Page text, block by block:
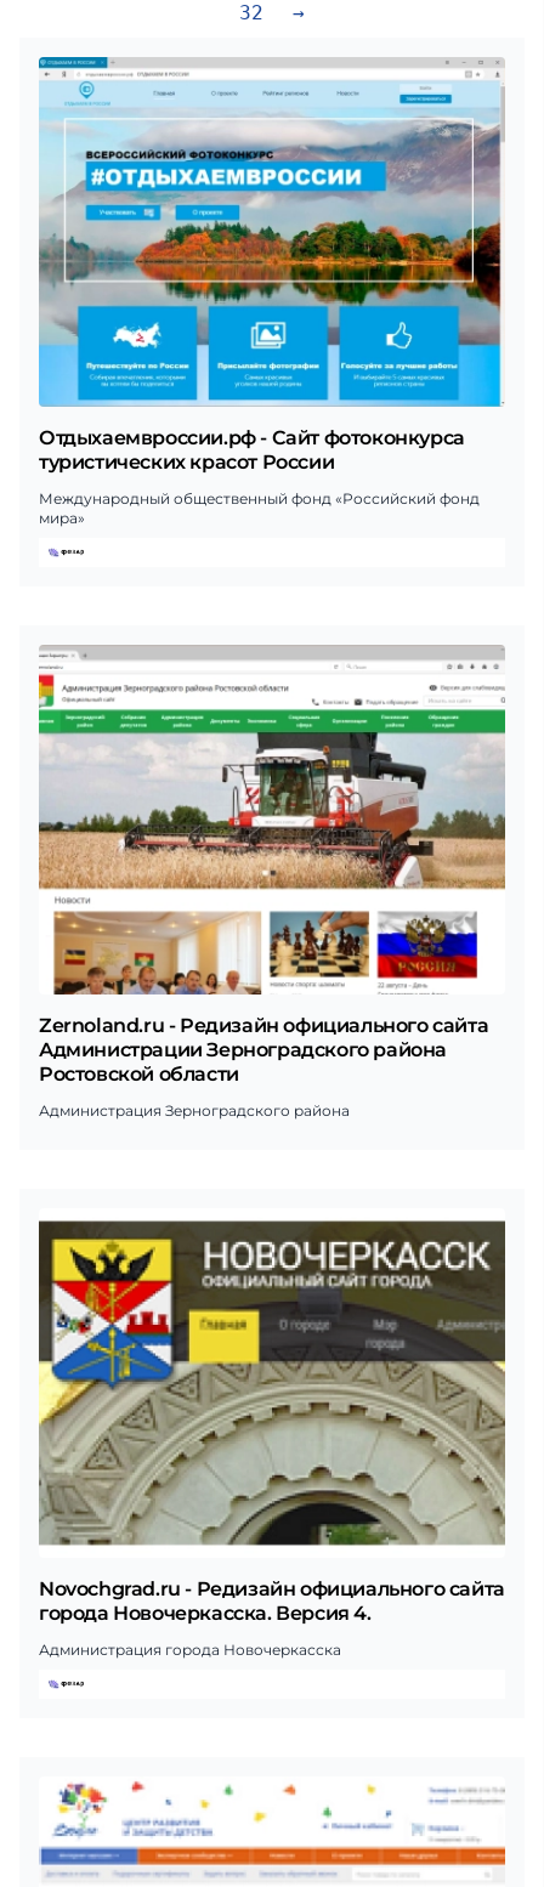
32 →
Отдыхаемвроссии.рф - Сайт фотоконкурса
туристических красот России
Международный общественный фонд «Российский фонд
мира»
Zernoland.ru - Редизайн официального сайта
Администрации Зерноградского района
Ростовской области
Администрация Зерноградского района
Novochgrad.ru - Редизайн официального сайта
города Новочеркасска. Версия 4.
Администрация города Новочеркасска